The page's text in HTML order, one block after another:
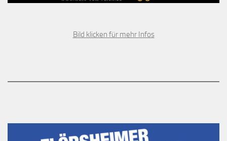
Bild klicken für mehr Infos